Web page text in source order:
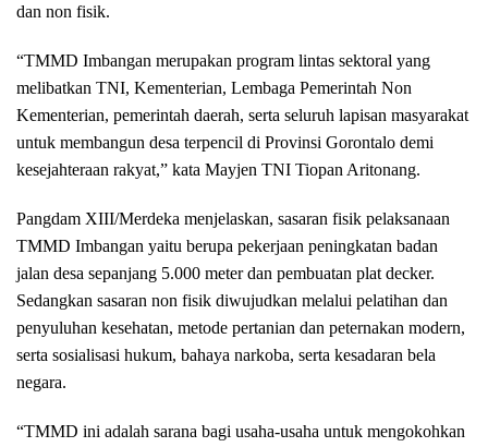
dan non fisik.
“TMMD Imbangan merupakan program lintas sektoral yang
melibatkan TNI, Kementerian, Lembaga Pemerintah Non
Kementerian, pemerintah daerah, serta seluruh lapisan masyarakat
untuk membangun desa terpencil di Provinsi Gorontalo demi
kesejahteraan rakyat,” kata Mayjen TNI Tiopan Aritonang.
Pangdam XIII/Merdeka menjelaskan, sasaran fisik pelaksanaan
TMMD Imbangan yaitu berupa pekerjaan peningkatan badan
jalan desa sepanjang 5.000 meter dan pembuatan plat decker.
Sedangkan sasaran non fisik diwujudkan melalui pelatihan dan
penyuluhan kesehatan, metode pertanian dan peternakan modern,
serta sosialisasi hukum, bahaya narkoba, serta kesadaran bela
negara.
“TMMD ini adalah sarana bagi usaha-usaha untuk mengokohkan